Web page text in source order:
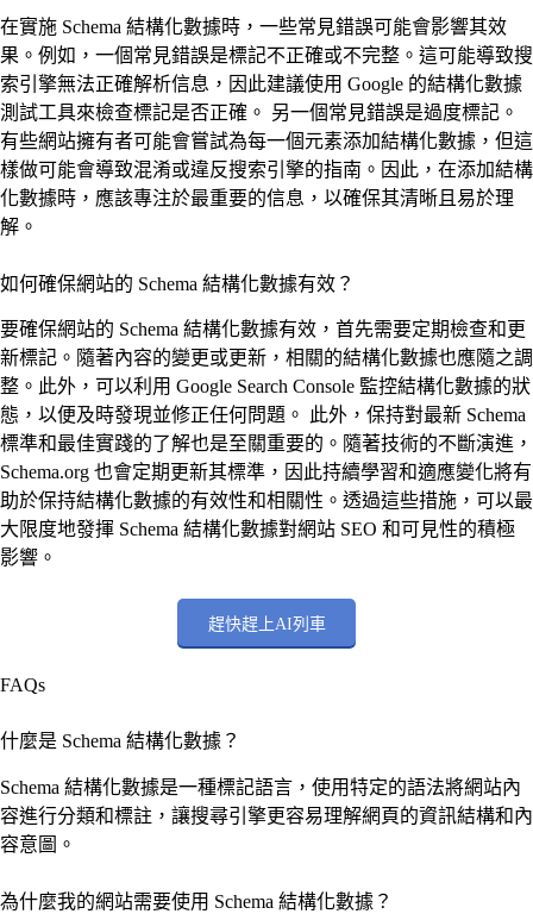
在實施 Schema 結構化數據時，一些常見錯誤可能會影響其效
果。例如，一個常見錯誤是標記不正確或不完整。這可能導致搜
索引擎無法正確解析信息，因此建議使用 Google 的結構化數據
測試工具來檢查標記是否正確。 另一個常見錯誤是過度標記。
有些網站擁有者可能會嘗試為每一個元素添加結構化數據，但這
樣做可能會導致混淆或違反搜索引擎的指南。因此，在添加結構
化數據時，應該專注於最重要的信息，以確保其清晰且易於理
解。
如何確保網站的 Schema 結構化數據有效？
要確保網站的 Schema 結構化數據有效，首先需要定期檢查和更
新標記。隨著內容的變更或更新，相關的結構化數據也應隨之調
整。此外，可以利用 Google Search Console 監控結構化數據的狀
態，以便及時發現並修正任何問題。 此外，保持對最新 Schema
標準和最佳實踐的了解也是至關重要的。隨著技術的不斷演進，
Schema.org 也會定期更新其標準，因此持續學習和適應變化將有
助於保持結構化數據的有效性和相關性。透過這些措施，可以最
大限度地發揮 Schema 結構化數據對網站 SEO 和可見性的積極
影響。
趕快趕上AI列車
FAQs
什麼是 Schema 結構化數據？
Schema 結構化數據是一種標記語言，使用特定的語法將網站內
容進行分類和標註，讓搜尋引擎更容易理解網頁的資訊結構和內
容意圖。
為什麼我的網站需要使用 Schema 結構化數據？